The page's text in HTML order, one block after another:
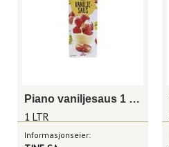
Piano vaniljesaus 1 liter
1 LTR
Informasjonseier: